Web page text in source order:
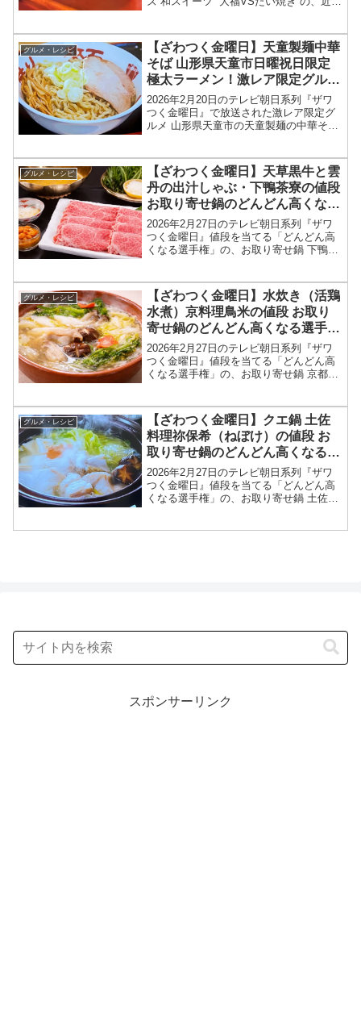
金曜日では、和スイーツの定番、大福と
たい焼き...
グルメ・レシピ
【ざわつく金曜日】天童製麺中華
そば 山形県天童市日曜祝日限定
極太ラーメン！激レア限定グルメ
お店情報2026年2月20日
2026年2月20日のテレビ朝日系列『ザワ
つく金曜日』で放送された激レア限定グ
ルメ 山形県天童市の天童製麺の中華そば
を目指して、高嶋ちさ子さん、長嶋一茂
さん、石原良純...
グルメ・レシピ
【ざわつく金曜日】天草黒牛と雲
丹の出汁しゃぶ・下鴨茶寮の値段
お取り寄せ鍋のどんどん高くなる
選手権2026年2月27日
2026年2月27日のテレビ朝日系列『ザワ
つく金曜日』値段を当てる「どんどん高
くなる選手権」の、お取り寄せ鍋 下鴨茶
つく金曜日では「どんどん高くなる選手
権」と題して、冬に...
グルメ・レシピ
【ざわつく金曜日】水炊き（活鶏
水煮）京料理鳥米の値段 お取り
寄せ鍋のどんどん高くなる選手権
2026年2月27日
2026年2月27日のテレビ朝日系列『ザワ
つく金曜日』値段を当てる「どんどん高
くなる選手権」の、お取り寄せ鍋 京都の
めます！ざわつく金曜日では「どんどん
高くなる選手権...
グルメ・レシピ
【ざわつく金曜日】クエ鍋 土佐
料理祢保希（ねぼけ）の値段 お
取り寄せ鍋のどんどん高くなる選
手権2026年2月27日
2026年2月27日のテレビ朝日系列『ザワ
つく金曜日』値段を当てる「どんどん高
くなる選手権」の、お取り寄せ鍋 土佐料
スポンサーリンク